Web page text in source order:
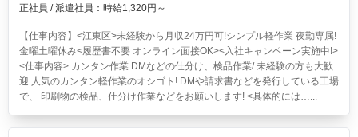
正社員 / 派遣社員：時給1,320円～
【仕事内容】<江東区>未経験から月収24万円可!シンプル軽作業 夜勤専属!
金曜土曜休み<履歴書不要 オンライン面接OK><入社キャンペーン実施中!>
<仕事内容> カンタン作業 DMなどの仕分け、検品作業/ 未経験の方も大歓
迎 人気のカンタン軽作業のオシゴト! DMや請求書などを発行している工場
で、 印刷物の検品、仕分け作業などをお願いします! <具体的には…...